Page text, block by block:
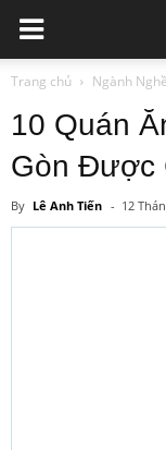
Trang chủ Ngành
10 Quán
Gòn Được
By Lê Anh Tiến - 12